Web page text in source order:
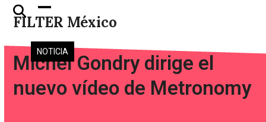
Skip
FILTER México
Open
mobile
menu
Close
mobile
menu
NOTICIA
Michel Gondry dirige el
nuevo vídeo de Metronomy